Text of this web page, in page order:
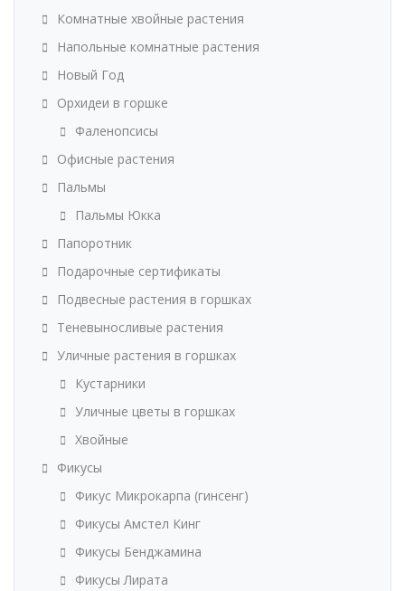
Комнатные хвойные растения
Напольные комнатные растения
Новый Год
Орхидеи в горшке
Фаленопсисы
Офисные растения
Пальмы
Пальмы Юкка
Папоротник
Подарочные сертификаты
Подвесные растения в горшках
Теневыносливые растения
Уличные растения в горшках
Кустарники
Уличные цветы в горшках
Хвойные
Фикусы
Фикус Микрокарпа (гинсенг)
Фикусы Амстел Кинг
Фикусы Бенджамина
Фикусы Лирата